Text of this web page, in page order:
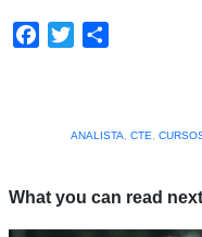
Facebook
Twitter
ANALISTA, CTE,
What you can read next